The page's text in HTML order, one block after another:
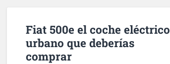
Fiat 500e el coche eléctrico
urbano que deberías
comprar